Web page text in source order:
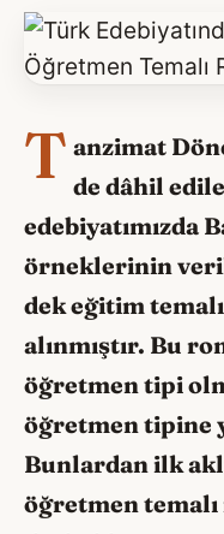
T anzimat
de dâhil
edebiyatımızda
örneklerinin
dek eğitim
alınmıştır. Bu
öğretmen tipi
öğretmen tipine
Bunlardan ilk
öğretmen